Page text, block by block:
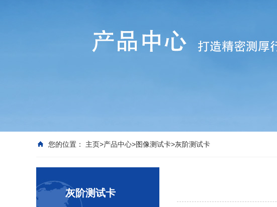
您的位置： 主页>产品中心>图像测试卡>灰阶测试卡
灰阶测试卡